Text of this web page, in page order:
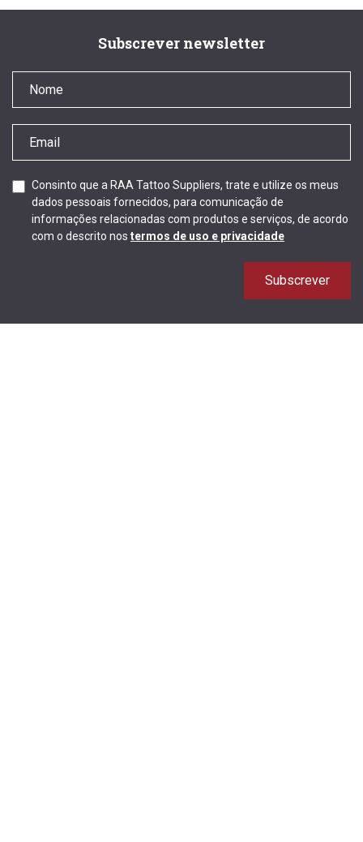
Subscrever newsletter
Consinto que a RAA Tattoo Suppliers, trate e utilize os meus
dados pessoais fornecidos, para comunicação de
informações relacionadas com produtos e serviços, de acordo
com o descrito nos termos de uso e privacidade
Subscrever